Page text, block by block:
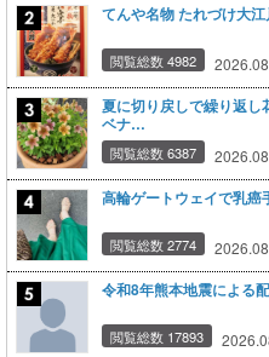
てんや名物 たれづけ大
閲覧総数 4982
夏に切り戻しで繰り返
ベナ…
閲覧総数 6387
高輪ゲートウェイで乳
閲覧総数 2774
令和8年熊本地震による
閲覧総数 17893